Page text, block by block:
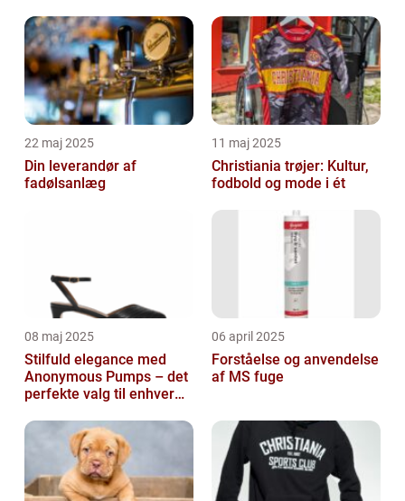
22 maj 2025
Din leverandør af
fadølsanlæg
11 maj 2025
Christiania trøjer: Kultur,
fodbold og mode i ét
08 maj 2025
Stilfuld elegance med
Anonymous Pumps – det
perfekte valg til enhver
06 april 2025
Forståelse og anvendelse
af MS fuge